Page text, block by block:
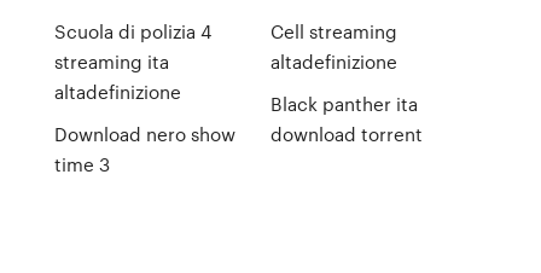
Scuola di polizia 4
streaming ita
altadefinizione
Download nero show
time 3
Cell streaming
altadefinizione
Black panther ita
download torrent